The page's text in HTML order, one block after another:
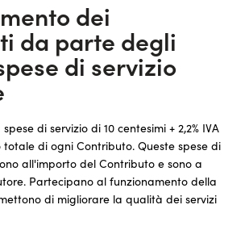
dei
da parte degli
di servizio
di servizio di 10 centesimi + 2,2% IVA
totale di ogni Contributo. Queste spese di
all'importo del Contributo e sono a
Partecipano al funzionamento della
di migliorare la qualità dei servizi